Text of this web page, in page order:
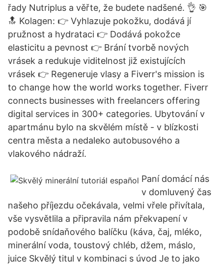
řady Nutriplus a věřte, že budete nadšené. 👌 🎯
🔝 Kolagen: 👉 Vyhlazuje pokožku, dodává jí
pružnost a hydrataci 👉 Dodává pokožce
elasticitu a pevnost 👉 Brání tvorbě nových
vrásek a redukuje viditelnost již existujících
vrásek 👉 Regeneruje vlasy a Fiverr's mission is
to change how the world works together. Fiverr
connects businesses with freelancers offering
digital services in 300+ categories. Ubytování v
apartmánu bylo na skvělém místě - v blízkosti
centra města a nedaleko autobusového a
vlakového nádraží.
Paní domácí nás
v domluvený čas
našeho příjezdu očekávala, velmi vřele přivítala,
vše vysvětlila a připravila nám překvapení v
podobě snídaňového balíčku (káva, čaj, mléko,
minerální voda, toustový chléb, džem, máslo,
juice Skvělý titul v kombinaci s úvod Je to jako